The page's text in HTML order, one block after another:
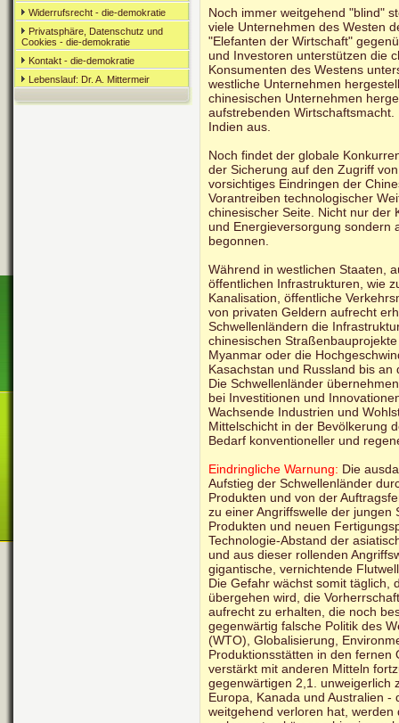
Widerrufsrecht - die-demokratie
Privatsphäre, Datenschutz und
Cookies - die-demokratie
Kontakt - die-demokratie
Lebenslauf: Dr. A. Mittermeir
Noch immer weitgehend "blind"
viele Unternehmen des Westen
"Elefanten der Wirtschaft"
und Investoren unterstützen die
Konsumenten des Westens
westliche Unternehmen
chinesischen Unternehmen
aufstrebenden
Indien aus.
Noch findet der globale
der Sicherung auf den Zugriff
vorsichtiges Eindringen der
Vorantreiben technologischer
chinesischer Seite. Nicht nur der
und Energieversorgung sondern
begonnen.
Während in westlichen Staaten,
öffentlichen Infrastrukturen, wie
Kanalisation, öffentliche
von privaten Geldern aufrecht
Schwellenländern die
chinesischen
Myanmar oder die
Kasachstan und Russland bis
Die Schwellenländer
bei Investitionen und
Wachsende Industrien und
Mittelschicht in der Bevölkerung
Bedarf konventioneller und
Eindringliche Warnung: Die
Aufstieg der Schwellenländer
Produkten und von der
zu einer Angriffswelle der
Produkten und neuen
Technologie-Abstand der
und aus dieser rollenden
gigantische, vernichtende
Die Gefahr wächst somit täglich,
übergehen wird, die
aufrecht zu erhalten, die noch
gegenwärtig falsche Politik des
(WTO), Globalisierung,
Produktionsstätten in den fernen
verstärkt mit anderen Mitteln
gegenwärtigen 2,1. unweigerlich
Europa, Kanada und Australien -
weitgehend verloren hat,